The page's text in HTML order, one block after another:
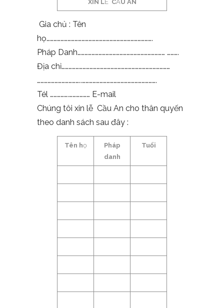
XIN LỄ CẦU AN
Gia chủ : Tên
họ……………………………………………………………………………….
Pháp Danh………………………………………………………………… ……….
Địa chỉ…………………………………………………………………………………
………………………………..……………………………………………………….
Tél …………….……………… E-mail
Chúng tôi xin lễ Cầu An cho thân quyến
theo danh sách sau đây :
Tên họ
Pháp
danh
Tuổi